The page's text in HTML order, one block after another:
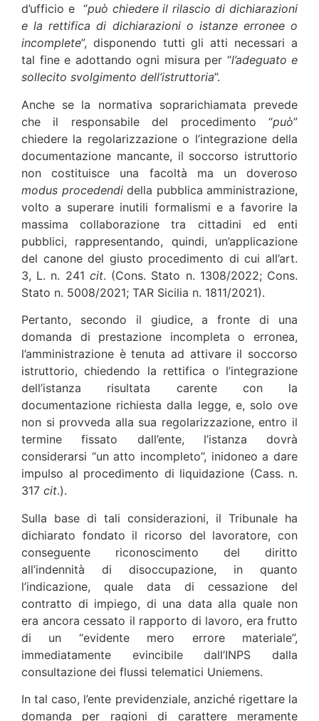
d’ufficio e “può chiedere il rilascio di dichiarazioni
e la rettifica di dichiarazioni o istanze erronee o
incomplete”, disponendo tutti gli atti necessari a
tal fine e adottando ogni misura per “l’adeguato e
sollecito svolgimento dell’istruttoria”.
Anche se la normativa soprarichiamata prevede
che il responsabile del procedimento “può”
chiedere la regolarizzazione o l’integrazione della
documentazione mancante, il soccorso istruttorio
non costituisce una facoltà ma un doveroso
modus procedendi della pubblica amministrazione,
volto a superare inutili formalismi e a favorire la
massima collaborazione tra cittadini ed enti
pubblici, rappresentando, quindi, un’applicazione
del canone del giusto procedimento di cui all’art.
3, L. n. 241 cit. (Cons. Stato n. 1308/2022; Cons.
Stato n. 5008/2021; TAR Sicilia n. 1811/2021).
Pertanto, secondo il giudice, a fronte di una
domanda di prestazione incompleta o erronea,
l’amministrazione è tenuta ad attivare il soccorso
istruttorio, chiedendo la rettifica o l’integrazione
dell’istanza risultata carente con la
documentazione richiesta dalla legge, e, solo ove
non si provveda alla sua regolarizzazione, entro il
termine fissato dall’ente, l’istanza dovrà
considerarsi “un atto incompleto”, inidoneo a dare
impulso al procedimento di liquidazione (Cass. n.
317 cit.).
Sulla base di tali considerazioni, il Tribunale ha
dichiarato fondato il ricorso del lavoratore, con
conseguente riconoscimento del diritto
all’indennità di disoccupazione, in quanto
l’indicazione, quale data di cessazione del
contratto di impiego, di una data alla quale non
era ancora cessato il rapporto di lavoro, era frutto
di un “evidente mero errore materiale”,
immediatamente evincibile dall’INPS dalla
consultazione dei flussi telematici Uniemens.
In tal caso, l’ente previdenziale, anziché rigettare la
domanda per ragioni di carattere meramente